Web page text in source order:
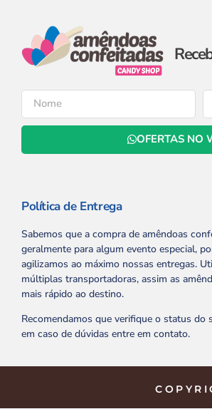
OFERTAS NO
Política de Entrega
Sabemos que a compra de amêndoas
geralmente para algum evento especial,
agilizamos ao máximo nossas entregas.
múltiplas transportadoras, assim as
mais rápido ao destino.
Recomendamos que verifique o status do
em caso de dúvidas entre em contato.